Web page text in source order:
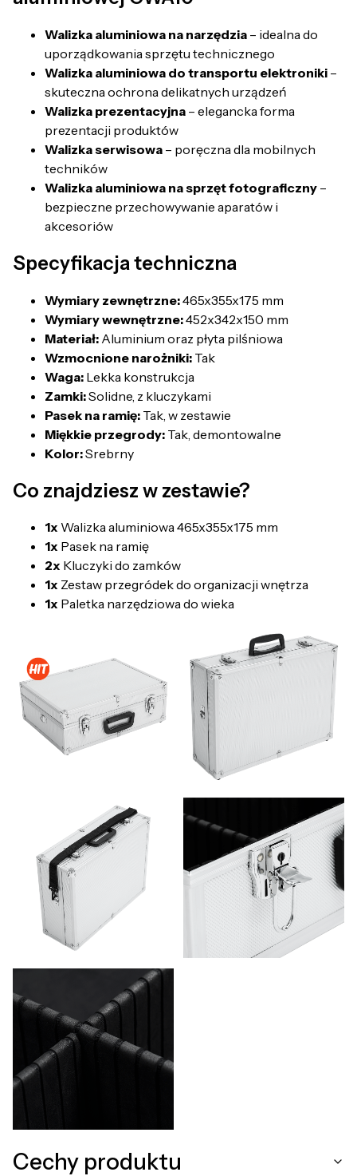
Walizka aluminiowa na narzędzia – idealna do
uporządkowania sprzętu technicznego
Walizka aluminiowa do transportu elektroniki –
skuteczna ochrona delikatnych urządzeń
Walizka prezentacyjna – elegancka forma
prezentacji produktów
Walizka serwisowa – poręczna dla mobilnych
techników
Walizka aluminiowa na sprzęt fotograficzny –
bezpieczne przechowywanie aparatów i
akcesoriów
Specyfikacja techniczna
Wymiary zewnętrzne:465x355x175 mm
Wymiary wewnętrzne:452x342x150 mm
Materiał: Aluminium oraz płyta pilśniowa
Wzmocnione narożniki: Tak
Waga: Lekka konstrukcja
Zamki:Solidne, z kluczykami
Pasek na ramię: Tak, w zestawie
Miękkie przegrody: Tak, demontowalne
Kolor:Srebrny
Co znajdziesz w zestawie?
1x Walizka aluminiowa 465x355x175 mm
1x Pasek na ramię
2x Kluczyki do zamków
1x Zestaw przegródek do organizacji wnętrza
1x Paletka narzędziowa do wieka
Cechy produktu